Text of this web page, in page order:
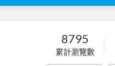
8795
累計瀏覽數